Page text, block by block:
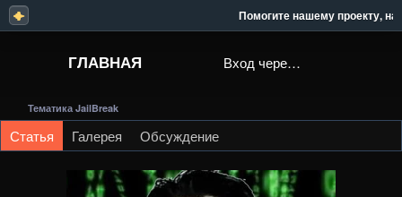
Помогите нашему проекту, наши
ГЛАВНАЯ Вход через Steam
Тематика JailBreak
Статья Галерея Обсуждение